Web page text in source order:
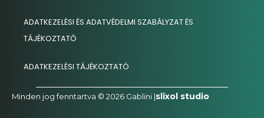
ADATKEZELÉSI ÉS ADATVÉDELMI SZABÁLYZAT ÉS
TÁJÉKOZTATÓ
ADATKEZELÉSI TÁJÉKOZTATÓ
Minden jog fenntartva © 2026 Gablini |slixol studio